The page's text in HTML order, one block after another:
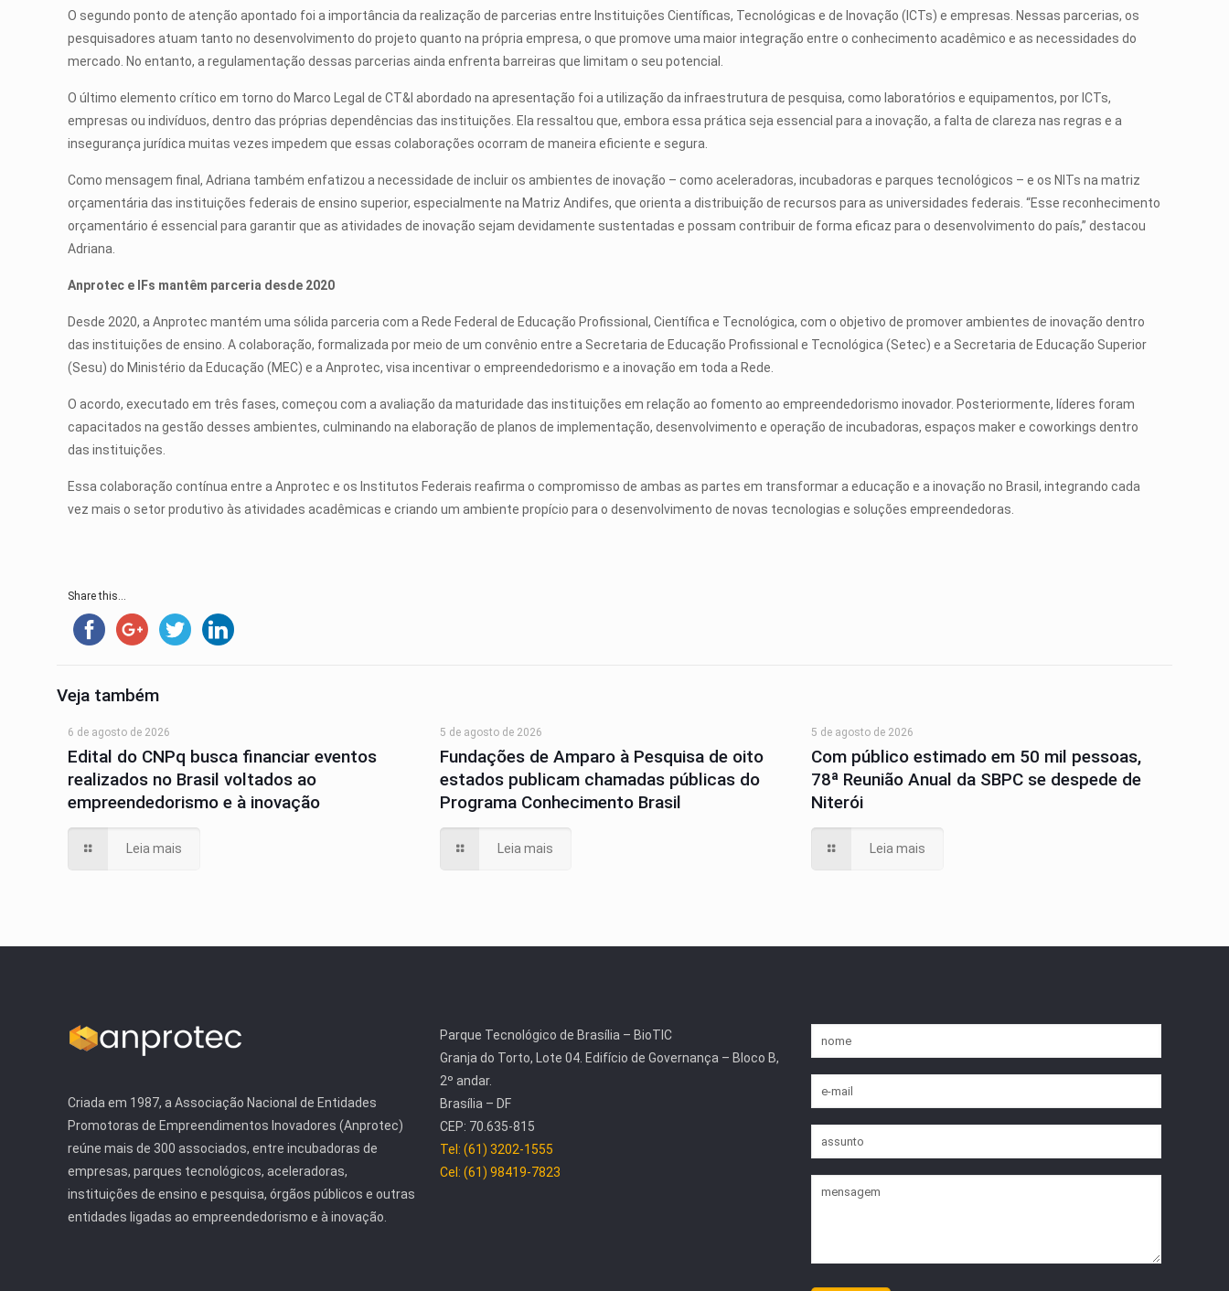
O segundo ponto de atenção apontado foi a importância da realização de parcerias entre Instituições Científicas, Tecnológicas e de Inovação (ICTs) e empresas. Nessas parcerias, os
pesquisadores atuam tanto no desenvolvimento do projeto quanto na própria empresa, o que promove uma maior integração entre o conhecimento acadêmico e as necessidades do
mercado. No entanto, a regulamentação dessas parcerias ainda enfrenta barreiras que limitam o seu potencial.
O último elemento crítico em torno do Marco Legal de CT&I abordado na apresentação foi a utilização da infraestrutura de pesquisa, como laboratórios e equipamentos, por ICTs,
empresas ou indivíduos, dentro das próprias dependências das instituições. Ela ressaltou que, embora essa prática seja essencial para a inovação, a falta de clareza nas regras e a
insegurança jurídica muitas vezes impedem que essas colaborações ocorram de maneira eficiente e segura.
Como mensagem final, Adriana também enfatizou a necessidade de incluir os ambientes de inovação – como aceleradoras, incubadoras e parques tecnológicos – e os NITs na matriz
orçamentária das instituições federais de ensino superior, especialmente na Matriz Andifes, que orienta a distribuição de recursos para as universidades federais. “Esse reconhecimento
orçamentário é essencial para garantir que as atividades de inovação sejam devidamente sustentadas e possam contribuir de forma eficaz para o desenvolvimento do país,” destacou
Adriana.
Anprotec e IFs mantêm parceria desde 2020
Desde 2020, a Anprotec mantém uma sólida parceria com a Rede Federal de Educação Profissional, Científica e Tecnológica, com o objetivo de promover ambientes de inovação dentro
das instituições de ensino. A colaboração, formalizada por meio de um convênio entre a Secretaria de Educação Profissional e Tecnológica (Setec) e a Secretaria de Educação Superior
(Sesu) do Ministério da Educação (MEC) e a Anprotec, visa incentivar o empreendedorismo e a inovação em toda a Rede.
O acordo, executado em três fases, começou com a avaliação da maturidade das instituições em relação ao fomento ao empreendedorismo inovador. Posteriormente, líderes foram
capacitados na gestão desses ambientes, culminando na elaboração de planos de implementação, desenvolvimento e operação de incubadoras, espaços maker e coworkings dentro
das instituições.
Essa colaboração contínua entre a Anprotec e os Institutos Federais reafirma o compromisso de ambas as partes em transformar a educação e a inovação no Brasil, integrando cada
vez mais o setor produtivo às atividades acadêmicas e criando um ambiente propício para o desenvolvimento de novas tecnologias e soluções empreendedoras.
Share this...
Veja também
6 de agosto de 2026
Edital do CNPq busca financiar eventos
realizados no Brasil voltados ao
empreendedorismo e à inovação
Leia mais
5 de agosto de 2026
Fundações de Amparo à Pesquisa de oito
estados publicam chamadas públicas do
Programa Conhecimento Brasil
Leia mais
5 de agosto de 2026
Com público estimado em 50 mil pessoas,
78ª Reunião Anual da SBPC se despede de
Niterói
Leia mais
Criada em 1987, a Associação Nacional de Entidades
Promotoras de Empreendimentos Inovadores (Anprotec)
reúne mais de 300 associados, entre incubadoras de
empresas, parques tecnológicos, aceleradoras,
instituições de ensino e pesquisa, órgãos públicos e outras
entidades ligadas ao empreendedorismo e à inovação.
Parque Tecnológico de Brasília – BioTIC
Granja do Torto, Lote 04. Edifício de Governança – Bloco B,
2º andar.
Brasília – DF
CEP: 70.635-815
Tel: (61) 3202-1555
Cel: (61) 98419-7823